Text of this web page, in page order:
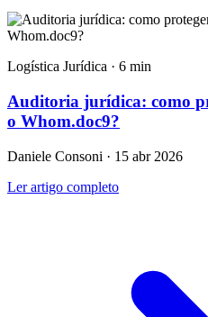
Logística Jurídica · 6 min
Auditoria jurídica: como
o Whom.doc9?
Daniele Consoni · 15 abr 2026
Ler artigo completo